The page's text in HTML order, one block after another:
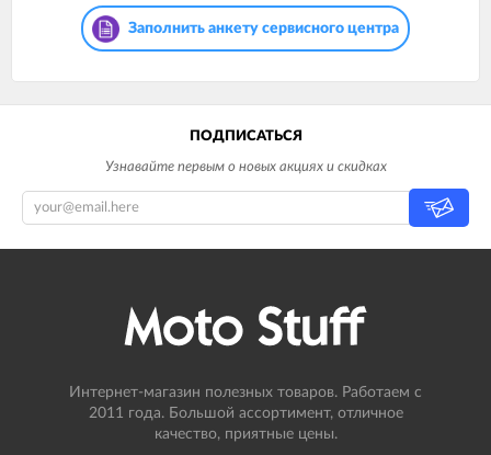
Заполнить анкету сервисного центра
ПОДПИСАТЬСЯ
Узнавайте первым о новых акциях и скидках
Интернет-магазин полезных товаров. Работаем с
2011 года. Большой ассортимент, отличное
качество, приятные цены.